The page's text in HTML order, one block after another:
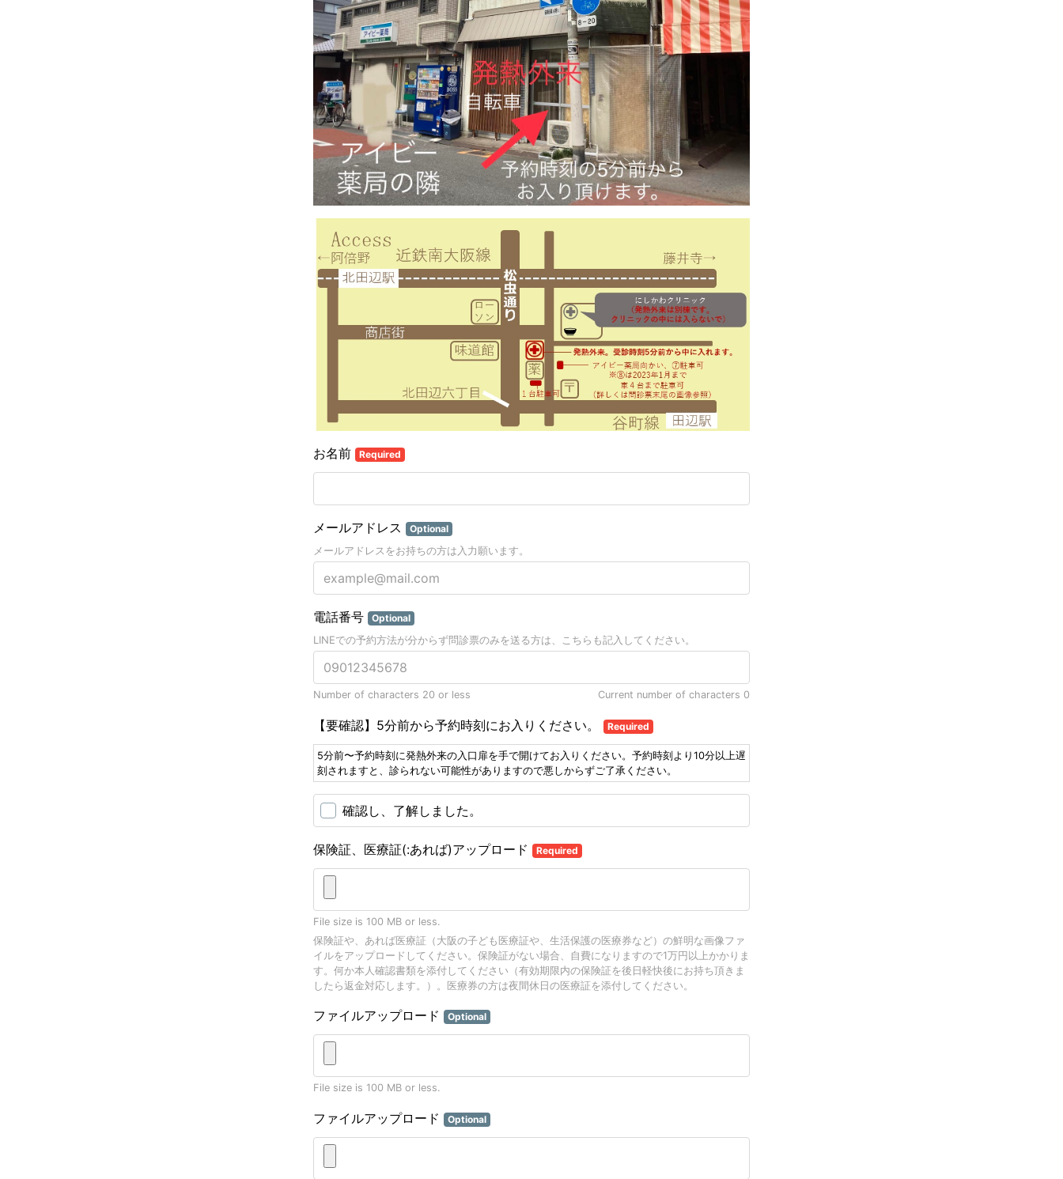
お名前 Required
メールアドレス Optional
メールアドレスをお持ちの方は入力願います。
電話番号 Optional
LINEでの予約方法が分からず問診票のみを送る方は、こちらも記入してください。
Number of characters 20 or less Current number of characters 0
【要確認】5分前から予約時刻にお入りください。 Required
5分前〜予約時刻に発熱外来の入口扉を手で開けてお入りください。予約時刻より10分以上遅
刻されますと、診られない可能性がありますので悪しからずご了承ください。
確認し、了解しました。
保険証、医療証(:あれば)アップロード Required
File size is 100 MB or less.
保険証や、あれば医療証（大阪の子ども医療証や、生活保護の医療券など）の鮮明な画像ファ
イルをアップロードしてください。保険証がない場合、自費になりますので1万円以上かかりま
す。何か本人確認書類を添付してください（有効期限内の保険証を後日軽快後にお持ち頂きま
したら返金対応します。）。医療券の方は夜間休日の医療証を添付してください。
ファイルアップロード Optional
File size is 100 MB or less.
ファイルアップロード Optional